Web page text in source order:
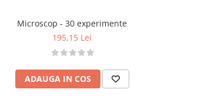
Microscop - 30 experimente
195,15 Lei
ADAUGA IN COS